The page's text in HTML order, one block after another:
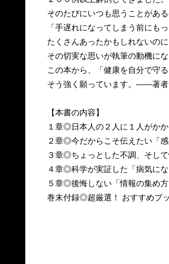
そのたびにいつも思うことがある
「手遅れになってしまう前にも
たくさんあったかもしれないの
その切実な思いが執筆の動機にな
この本から、「健康を自分で守
そう強く願っています。――著者
【本書の内容】
１章◎日本人の２人に１人がか
２章◎今だからこそ伝えたい「
３章◎ちょっとした不調、そし
４章◎科学が実証した「病気にな
５章◎後悔しない「情報の集め方
巻末付録◎超厳選！ おすすめブ